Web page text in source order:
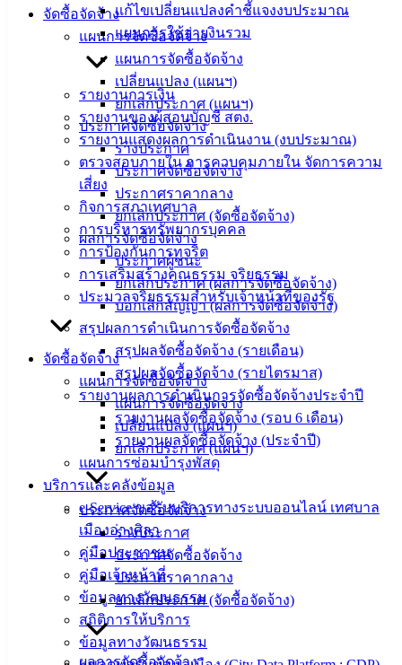
จัดซื้อจัดจ้าง
แผนการจัดซื้อจัดจ้าง
แผนการจัดซื้อจัดจ้าง
เปลี่ยนแปลง (แผนฯ)
ยกเลิกประกาศ (แผนฯ)
ประกาศจัดซื้อจัดจ้าง
ร่างประกาศ
ประกาศจัดซื้อจัดจ้าง
ประกาศราคากลาง
ยกเลิกประกาศ (จัดซื้อจัดจ้าง)
ผลการจัดซื้อจัดจ้าง
ประกาศผู้ชนะ
ยกเลิกประกาศ (ผลการจัดซื้อจัดจ้าง)
บอกเลิกสัญญา (ผลการจัดซื้อจัดจ้าง)
สรุปผลการดำเนินการจัดซื้อจัดจ้าง
สรุปผลจัดซื้อจัดจ้าง (รายเดือน)
สรุปผลจัดซื้อจัดจ้าง (รายไตรมาส)
รายงานผลการดำเนินการจัดซื้อจัดจ้างประจำปี
รายงานผลจัดซื้อจัดจ้าง (รอบ 6 เดือน)
รายงานผลจัดซื้อจัดจ้าง (ประจำปี)
แผนการซ่อมบำรุงพัสดุ
บริการและคลังข้อมูล
e-Service ขอรับบริการทางระบบออนไลน์ เทศบาล
เมืองอ่างศิลา
คู่มือประชาชน
คู่มือเจ้าหน้าที่
ข้อมูลทางวัฒนธรรม
สถิติการให้บริการ
ข้อมูลทางวัฒนธรรม
แก้ไขเปลี่ยนแปลงคำชี้แจงงบประมาณ
แผนการใช้จ่ายงินรวม
รายงานการเงิน
รายงานของผู้สอบบัญชี สตง.
รายงานแสดงผลการดำเนินงาน (งบประมาณ)
ตรวจสอบภายใน การควบคุมภายใน จัดการความ
เสี่ยง
กิจการสภาเทศบาล
การบริหารทรัพยากรบุคคล
การป้องกันการทุจริต
การเสริมสร้างคุณธรรม จริยธรรม
ประมวลจริยธรรมสำหรับเจ้าหน้าที่ของรัฐ
จัดซื้อจัดจ้าง
แผนการจัดซื้อจัดจ้าง
แผนการจัดซื้อจัดจ้าง
เปลี่ยนแปลง (แผนฯ)
ยกเลิกประกาศ (แผนฯ)
ประกาศจัดซื้อจัดจ้าง
ร่างประกาศ
ประกาศจัดซื้อจัดจ้าง
ประกาศราคากลาง
ยกเลิกประกาศ (จัดซื้อจัดจ้าง)
ผลการจัดซื้อจัดจ้าง
คู่มือ
สำหรับ
ประชาชน/
ปฏิบัติ
งาน
ข่าวสาร
น่ารู้
ข้อมูล
ข่าวสาร
อิเล็กทรอนิกส์
องค์
ความรู้
(Knowledge
Management)
สายตรง
นายก
ประวัติ
เทศบาล
ผู้บริหาร
และ
หัวหน้า
ส่วน
ราชการ